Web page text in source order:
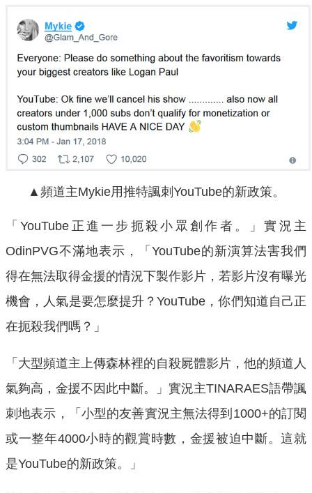
▲頻道主Mykie用推特諷刺YouTube的新政策。
「YouTube正進一步扼殺小眾創作者。」實況主
OdinPVG不滿地表示，「YouTube的新演算法害我們
得在無法取得金援的情況下製作影片，若影片沒有曝光
機會，人氣是要怎麼提升？YouTube，你們知道自己正
在扼殺我們嗎？」
「大型頻道主上傳森林裡的自殺屍體影片，他的頻道人
氣夠高，金援不因此中斷。」實況主TINARAES語帶諷
刺地表示，「小型的友善實況主無法得到1000+的訂閱
或一整年4000小時的觀賞時數，金援被迫中斷。這就
是YouTube的新政策。」